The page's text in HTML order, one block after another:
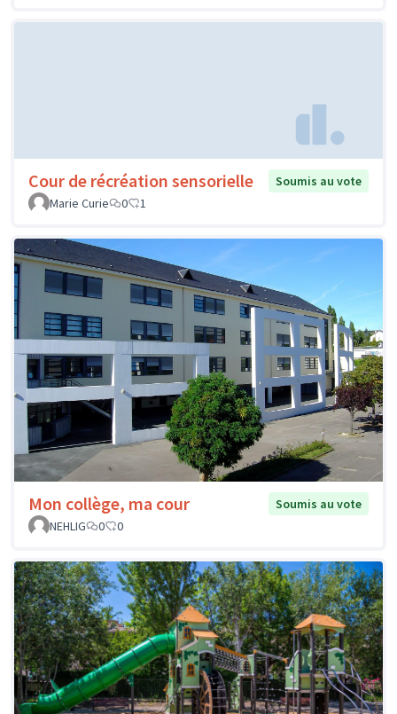
Cour de récréation sensorielle
Soumis au vote
Marie Curie
0 1
Mon collège, ma cour
Soumis au vote
NEHLIG
0 0